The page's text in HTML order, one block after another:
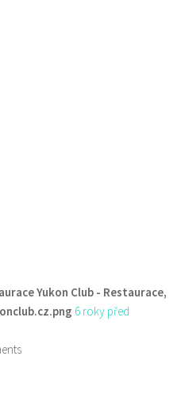
Yukon Club - Restaurace,
6 roky před